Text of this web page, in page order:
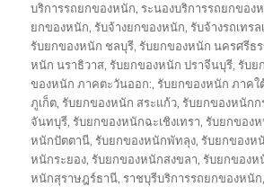
บริการรถยกของหนัก,ระนองบริการรถยกของ
ยกของหนัก,รับจ้างยกของหนัก,รับจ้างรถเทร
รับยกของหนัก ชลบุรี,รับยกของหนัก นครศรีธ
หนัก นราธิวาส,รับยกของหนัก ปราจีนบุรี,รับย
ของหนัก ภาคตะวันออก:,รับยกของหนัก ภาคใ
ภูเก็ต,รับยกของหนัก สระแก้ว,รับยกของหนักก
จันทบุรี,รับยกของหนักฉะเชิงเทรา,รับยกของ
หนักปัตตานี,รับยกของหนักพัทลุง,รับยกของห
หนักระยอง,รับยกของหนักสงขลา,รับยกของห
หนักสุราษฎร์ธานี,ราชบุรีบริการรถยกของหนัก,